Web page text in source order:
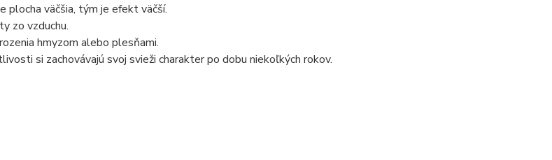
plocha väčšia, tým je efekt väčší.
zo vzduchu.
hmyzom alebo plesňami.
si zachovávajú svoj svieži charakter po dobu niekoľkých rokov.